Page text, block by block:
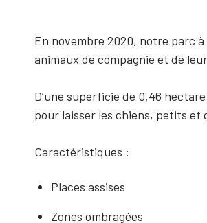
En novembre 2020, notre parc
animaux de compagnie et de
D’une superficie de 0,46
pour laisser les chiens, petits et
Caractéristiques :
Places assises
Zones ombragées